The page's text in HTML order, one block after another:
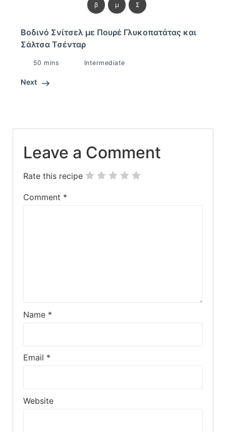
β μ Σ
Boδινό Σνίτσελ με Πουρέ Γλυκοπατάτας και
Σάλτσα Τσένταρ
50 mins Intermediate
Next
Leave a Comment
Rate this recipe
Comment *
Name *
Email *
Website